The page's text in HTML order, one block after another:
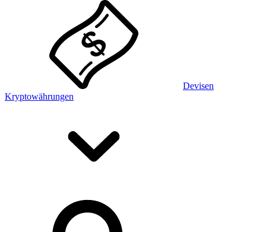
Devisen
Kryptowährungen